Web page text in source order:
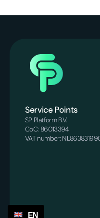
Service Points
SP Platform B.V.
CoC: 86013394
VAT number:
EN